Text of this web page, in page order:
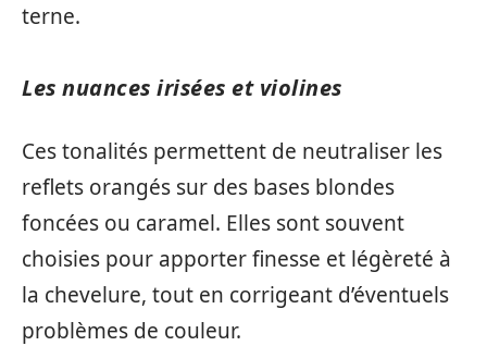
terne.
Les nuances irisées et violines
Ces tonalités permettent de neutraliser les
reflets orangés sur des bases blondes
foncées ou caramel. Elles sont souvent
choisies pour apporter finesse et légèreté à
la chevelure, tout en corrigeant d’éventuels
problèmes de couleur.